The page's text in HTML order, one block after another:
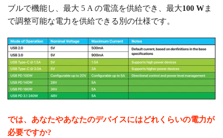
ブルで機能し、最大 5 A の電流を供給でき、最大100 Wま
で調整可能な電力を供給できる別の仕様です。
では、あなたやあなたのデバイスにはどれくらいの電力が
必要ですか?